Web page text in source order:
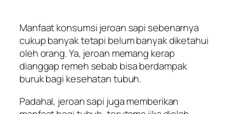
Manfaat konsumsi jeroan sapi sebenarnya
cukup banyak tetapi belum banyak diketahui
oleh orang. Ya, jeroan memang kerap
dianggap remeh sebab bisa berdampak
buruk bagi kesehatan tubuh.
Padahal, jeroan sapi juga memberikan